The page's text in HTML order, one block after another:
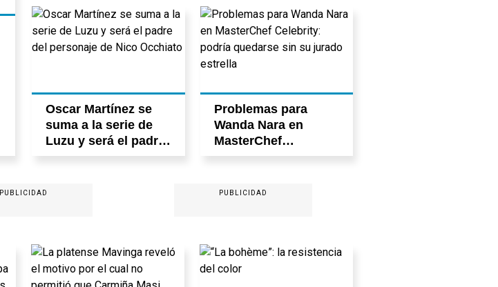
Oscar Martínez se
suma a la serie de
Luzu y será el padre
del personaje de
Problemas para
Wanda Nara en
MasterChef
Celebrity: podría
jurado estrella
PUBLICIDAD PUBLICIDAD